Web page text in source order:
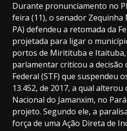
Durante pronunciamento no
feira (11), o senador Zequinha
PA) defendeu a retomada da
projetada para ligar o
portos de Miritituba e Itaituba,
parlamentar criticou a
Federal (STF) que suspendeu
13.452, de 2017, a qual
Nacional do Jamanxim, no
projeto. Segundo ele, a
força de uma Ação Direta de